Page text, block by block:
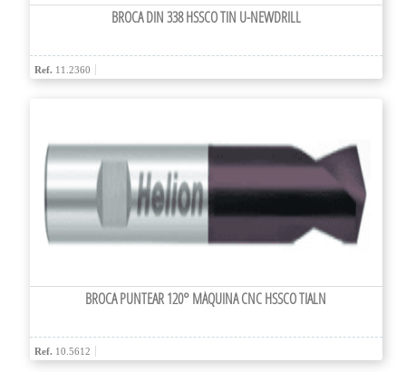
BROCA DIN 338 HSSCO TIN U-NEWDRILL
Ref. 11.2360
BROCA PUNTEAR 120° MÁQUINA CNC HSSCO TIALN
Ref. 10.5612